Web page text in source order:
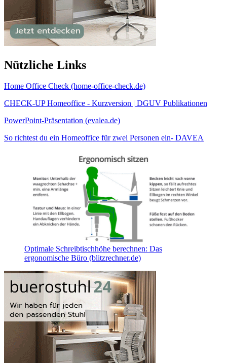
Nützliche Links
Home Office Check (home-office-check.de)
CHECK-UP Homeoffice - Kurzversion | DGUV Publikationen
PowerPoint-Präsentation (evalea.de)
So richtest du ein Homeoffice für zwei Personen ein- DAVEA
Optimale Schreibtischhöhe berechnen: Das
ergonomische Büro (blitzrechner.de)